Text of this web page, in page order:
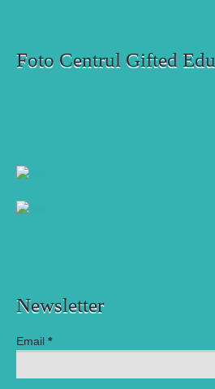
Foto Centrul Gifted Edu
Newsletter
Email *